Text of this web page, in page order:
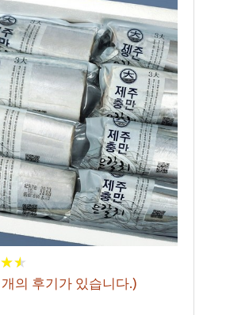
★★
★★
개의 후기가 있습니다.)